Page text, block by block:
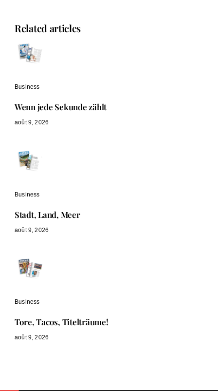
Related articles
Business
Wenn jede Sekunde zählt
août 9, 2026
Business
Stadt, Land, Meer
août 9, 2026
Business
Tore, Tacos, Titelträume!
août 9, 2026